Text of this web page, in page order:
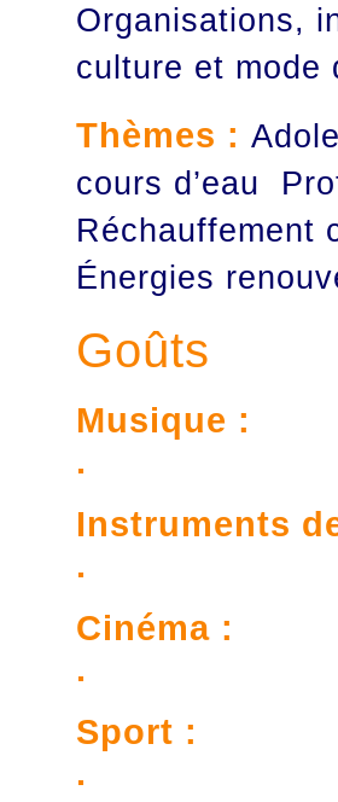
Organisations,
culture et
Thèmes :
cours d’eau
Énergies
Goûts
Musique :
.
Instruments
.
Cinéma :
.
Sport :
.